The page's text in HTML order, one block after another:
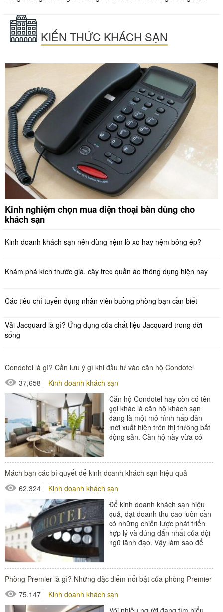
KIẾN THỨC KHÁCH SẠN
Kinh nghiệm chọn mua điện thoại bàn dùng cho
khách sạn
Kinh doanh khách sạn nên dùng nệm lò xo hay nệm bông ép?
Khám phá kích thước giá, cây treo quần áo thông dụng hiện nay
Các tiêu chí tuyển dụng nhân viên buồng phòng bạn cần biết
Vải Jacquard là gì? Ứng dụng của chất liệu Jacquard trong đời
sống
Condotel là gì? Cần lưu ý gì khi đầu tư vào căn hộ Condotel
37,658
Kinh doanh khách sạn
Căn hộ Condotel hay còn có tên
gọi khác là căn hộ khách sạn
đang là một mô hình hấp dẫn
mới xuất hiện trên thị trường bất
động sản. Căn hộ này vừa có
#thiết bị buồng phòng
Mách bạn các bí quyết để kinh doanh khách sạn hiệu quả
62,324
Kinh doanh khách sạn
Để kinh doanh khách sạn hiệu
quả, đạt doanh thu cao luôn cần
có những chiến lược phát triển
hợp lý và đúng đắn nhất của đội
ngũ lãnh đạo. Vậy làm sao để
#thiết bị phòng tắm
#thiết bị sảnh - ngoại cảnh
Phòng Premier là gì? Những đặc điểm nổi bật của phòng Premier
75,147
Kinh doanh khách sạn